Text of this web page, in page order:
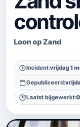
Loon op Zand
Incident:vrijdag 1
Gepubliceerd:
Laatst bijgewerkt: